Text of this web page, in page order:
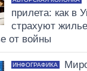
прилета: как в
страхуют
от войны
ИНФОГРАФИКА